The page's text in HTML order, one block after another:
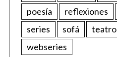
poesía
reflexiones
series
sofá teatro
webseries